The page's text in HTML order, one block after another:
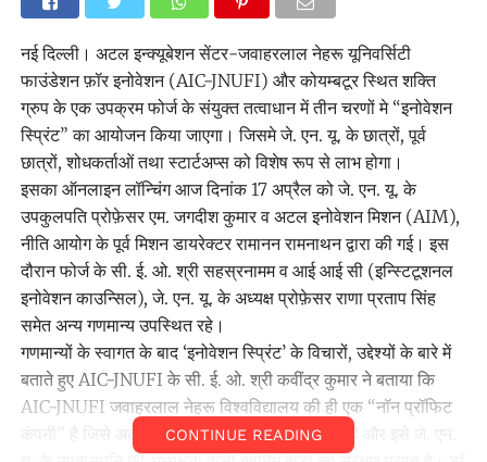
नई दिल्ली। अटल इन्क्यूबेशन सेंटर-जवाहरलाल नेहरू यूनिवर्सिटी
फाउंडेशन फ़ॉर इनोवेशन (AIC-JNUFI) और कोयम्बटूर स्थित शक्ति
ग्रुप के एक उपक्रम फोर्ज के संयुक्त तत्वाधान में तीन चरणों मे “इनोवेशन
स्प्रिंट” का आयोजन किया जाएगा। जिसमे जे. एन. यू. के छात्रों, पूर्व
छात्रों, शोधकर्ताओं तथा स्टार्टअप्स को विशेष रूप से लाभ होगा।
इसका ऑनलाइन लॉन्चिंग आज दिनांक 17 अप्रैल को जे. एन. यू. के
उपकुलपति प्रोफ़ेसर एम. जगदीश कुमार व अटल इनोवेशन मिशन (AIM),
नीति आयोग के पूर्व मिशन डायरेक्टर रामानन रामनाथन द्वारा की गई। इस
दौरान फोर्ज के सी. ई. ओ. श्री सहस्रनामम व आई आई सी (इन्स्टिटूशनल
इनोवेशन काउन्सिल), जे. एन. यू. के अध्यक्ष प्रोफ़ेसर राणा प्रताप सिंह
समेत अन्य गणमान्य उपस्थित रहे।
गणमान्यों के स्वागत के बाद ‘इनोवेशन स्प्रिंट’ के विचारों, उद्देश्यों के बारे में
बताते हुए AIC-JNUFI के सी. ई. ओ. श्री कवींद्र कुमार ने बताया कि
AIC-JNUFI जवाहरलाल नेहरू विश्वविद्यालय की ही एक “नॉन प्रॉफिट
कंपनी” है जिसे अटल इनोवेशन मिशन से सहयोग प्राप्त है और इसे जे. एन.
CONTINUE READING